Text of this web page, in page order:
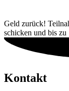
Geld zurück!
schicken und bis zu
Kontakt